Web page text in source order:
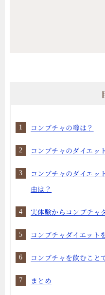
コンブチャの噂は？
コンブチャのダイエッ
コンブチャのダイエッ
由は？
実体験からコンブチャ
コンブチャダイエット
コンブチャを飲むこと
まとめ